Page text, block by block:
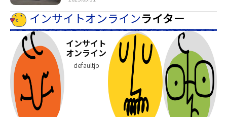
インサイトオンラインライター
インサイト
オンライン
defaultjp